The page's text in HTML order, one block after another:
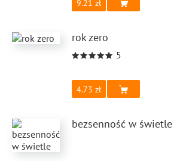
9.21
rok zero
5
4.73
bezsenność w świetle